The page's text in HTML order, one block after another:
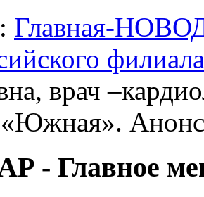
Главная-
врач
- Главное